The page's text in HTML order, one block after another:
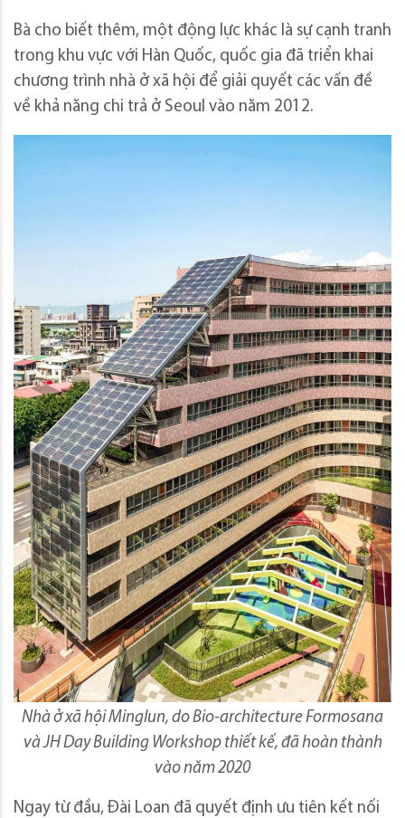
Bà cho biết thêm, một động lực khác là sự cạnh tranh
trong khu vực với Hàn Quốc, quốc gia đã triển khai
chương trình nhà ở xã hội để giải quyết các vấn đề
về khả năng chi trả ở Seoul vào năm 2012.
Nhà ở xã hội Minglun, do Bio-architecture Formosana
và JH Day Building Workshop thiết kế, đã hoàn thành
vào năm 2020
Ngay từ đầu, Đài Loan đã quyết định ưu tiên kết nối